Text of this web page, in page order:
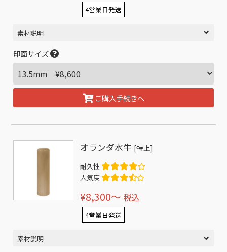
4営業日発送
素材説明
印面サイズ
ご購入手続きへ
オランダ水牛 [特上]
耐久性
人気度
¥8,300〜 税込
4営業日発送
素材説明